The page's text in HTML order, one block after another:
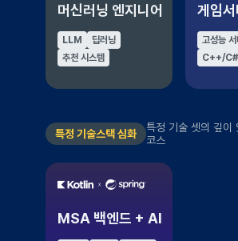
머신러닝 엔지니어
LLM
딥러닝
추천 시스템
게임서
고성능
C++/C#
특정 기술스택 심화
특정 기술 셋의 깊이
코스
MSA 백엔드 + AI